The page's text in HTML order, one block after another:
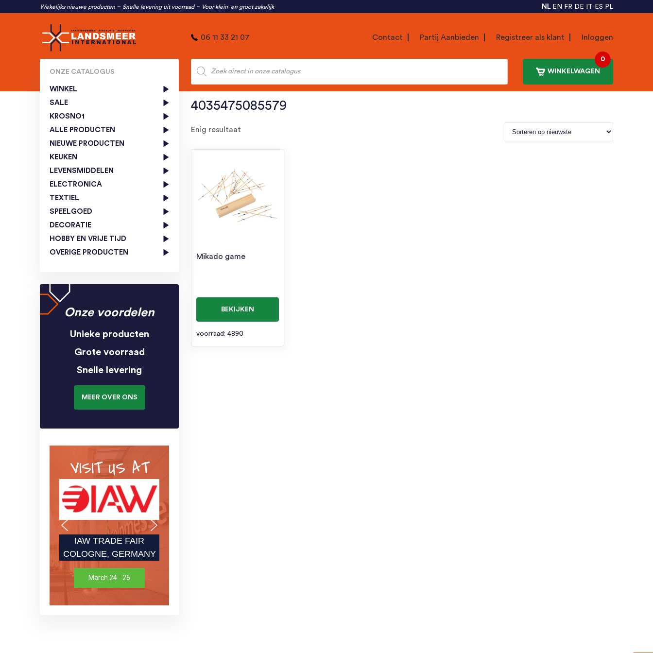
Wekelijks nieuwe producten Snelle levering uit voorraad Voor klein- en groot zakelijk NL EN FR DE IT ES PL
06 11 33 21 07 Contact Partij Aanbieden Registreer als klant Inloggen
Producten
zoeken
WINKELWAGEN
0
ONZE CATALOGUS
WINKEL
SALE
KROSNO1
ALLE PRODUCTEN
NIEUWE PRODUCTEN
KEUKEN
LEVENSMIDDELEN
ELECTRONICA
TEXTIEL
SPEELGOED
DECORATIE
HOBBY EN VRIJE TIJD
OVERIGE PRODUCTEN
Onze voordelen
Unieke producten
Grote voorraad
Snelle levering
MEER OVER ONS
VISIT US AT
IAW TRADE FAIR
COLOGNE, GERMANY
March 24 - 26
4035475085579
Enig resultaat
Mikado game
BEKIJKEN
voorraad: 4890